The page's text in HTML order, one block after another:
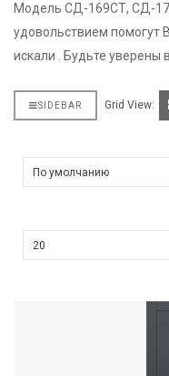
Модель СД-169СТ, СД-
удовольствием помогут
искали . Будьте уверены
SIDEBAR Grid View: